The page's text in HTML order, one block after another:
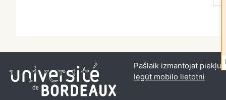
Pašlaik izmantojat
Iegūt mobilo lietotni